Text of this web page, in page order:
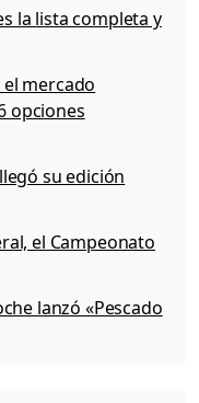
la lista completa y
mercado
opciones
su edición
el Campeonato
lanzó «Pescado